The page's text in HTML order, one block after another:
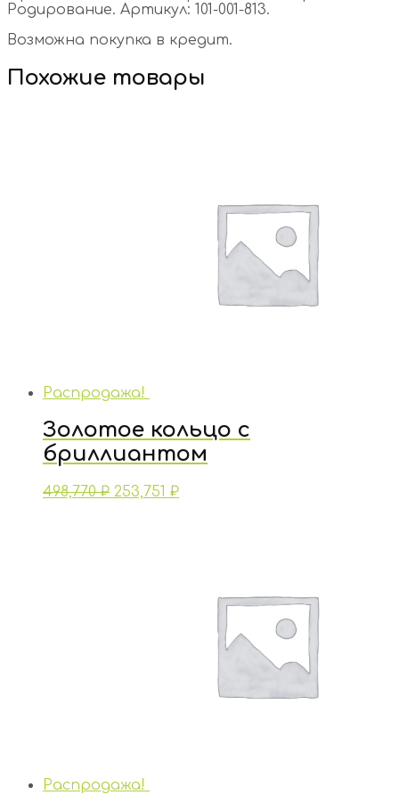
Родирование. Артикул: 101-001-813.
Возможна покупка в кредит.
Похожие товары
Распродажа!
Золотое кольцо с
бриллиантом
498,770₽ 253,751 ₽
Распродажа!